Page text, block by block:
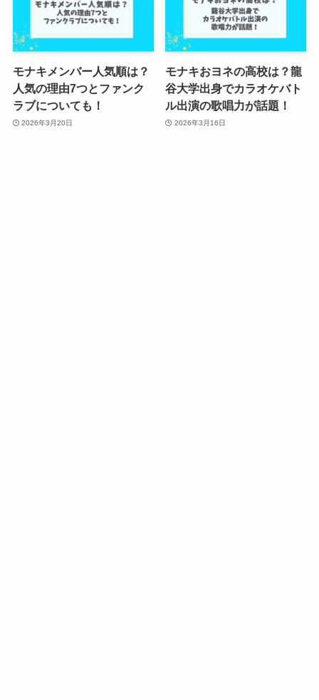
モナキメンバー人気順は？
人気の理由7つとファンク
ラブについても！
2026年3月20日
モナキおヨネの高校は？龍
谷大学出身でカラオケバト
ル出演の歌唱力が話題！
2026年3月16日